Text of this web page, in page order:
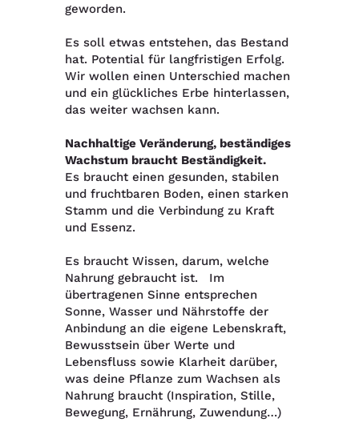
geworden.
Es soll etwas entstehen, das Bestand
hat. Potential für langfristigen Erfolg.
Wir wollen einen Unterschied machen
und ein glückliches Erbe hinterlassen,
das weiter wachsen kann.
Nachhaltige Veränderung, beständiges
Wachstum braucht Beständigkeit.
Es braucht einen gesunden, stabilen
und fruchtbaren Boden, einen starken
Stamm und die Verbindung zu Kraft
und Essenz.
Es braucht Wissen, darum, welche
Nahrung gebraucht ist. Im
übertragenen Sinne entsprechen
Sonne, Wasser und Nährstoffe der
Anbindung an die eigene Lebenskraft,
Bewusstsein über Werte und
Lebensfluss sowie Klarheit darüber,
was deine Pflanze zum Wachsen als
Nahrung braucht (Inspiration, Stille,
Bewegung, Ernährung, Zuwendung…)